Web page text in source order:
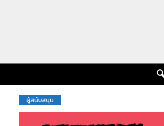
ผู้สนับสนุน